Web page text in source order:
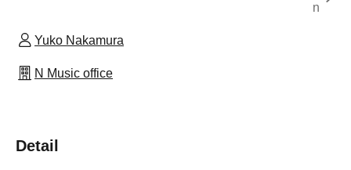
n
Yuko Nakamura
N Music office
Detail